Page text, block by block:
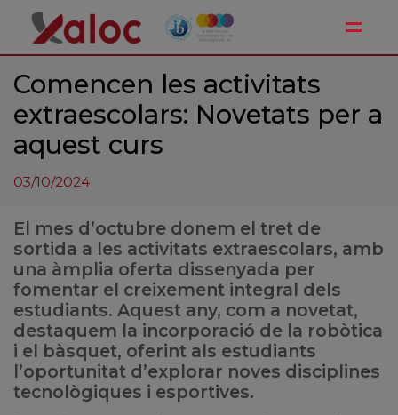
Comencen les activitats
extraescolars: Novetats per a
aquest curs
03/10/2024
El mes d’octubre donem el tret de
sortida a les activitats extraescolars, amb
una àmplia oferta dissenyada per
fomentar el creixement integral dels
estudiants. Aquest any, com a novetat,
destaquem la incorporació de la robòtica
i el bàsquet, oferint als estudiants
l’oportunitat d’explorar noves disciplines
tecnològiques i esportives.